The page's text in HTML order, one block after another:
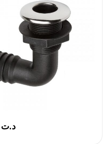
Canne Sunset
– 300 G
Cannes,
Canne Sunset
د.ت